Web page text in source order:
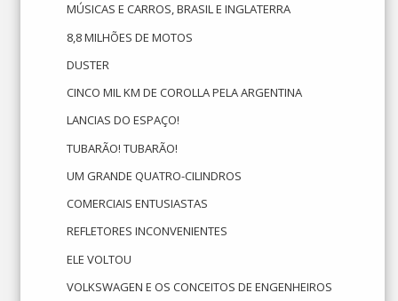
MÚSICAS E CARROS, BRASIL E INGLATERRA
8,8 MILHÕES DE MOTOS
DUSTER
CINCO MIL KM DE COROLLA PELA ARGENTINA
LANCIAS DO ESPAÇO!
TUBARÃO! TUBARÃO!
UM GRANDE QUATRO-CILINDROS
COMERCIAIS ENTUSIASTAS
REFLETORES INCONVENIENTES
ELE VOLTOU
VOLKSWAGEN E OS CONCEITOS DE ENGENHEIROS